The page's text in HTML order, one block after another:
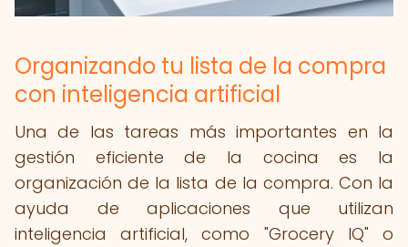
Organizando tu lista de la compra
con inteligencia artificial
Una de las tareas más importantes en la
gestión eficiente de la cocina es la
organización de la lista de la compra. Con la
ayuda de aplicaciones que utilizan
inteligencia artificial, como "Grocery IQ" o